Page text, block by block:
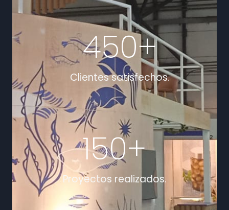
Clientes satisfechos.
450+
Proyectos realizados.
150+